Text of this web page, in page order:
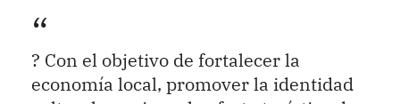
? Con el objetivo de fortalecer la
economía local, promover la identidad